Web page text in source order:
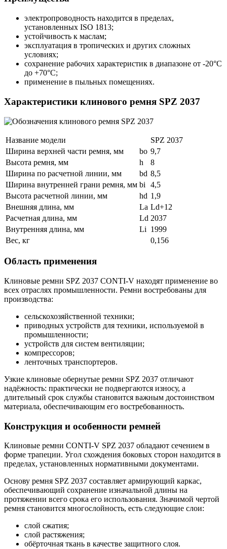
электропроводность находится в пределах,
установленных ISO 1813;
устойчивость к маслам;
эксплуатация в тропических и других сложных
условиях;
сохранение рабочих характеристик в диапазоне от -20°С
до +70°С;
применение в пыльных помещениях.
Характеристики клинового ремня SPZ 2037
Название модели
SPZ 2037
Ширина верхней части ремня, мм
bo 9,7
Высота ремня, мм
h
8
Ширина по расчетной линии, мм
bd 8,5
Ширина внутренней грани ремня, мм bi
4,5
Высота расчетной линии, мм
hd 1,9
Внешняя длина, мм
La Ld+12
Расчетная длина, мм
Ld 2037
Внутренняя длина, мм
Li 1999
Вес, кг
0,156
Область применения
Клиновые ремни SPZ 2037 CONTI-V находят применение во
всех отраслях промышленности. Ремни востребованы для
производства:
сельскохозяйственной техники;
приводных устройств для техники, используемой в
промышленности;
устройств для систем вентиляции;
компрессоров;
ленточных транспортеров.
Узкие клиновые обернутые ремни SPZ 2037 отличают
надёжность: практически не подвергаются износу, а
длительный срок службы становится важным достоинством
материала, обеспечивающим его востребованность.
Конструкция и особенности ремней
Клиновые ремни CONTI-V SPZ 2037 обладают сечением в
форме трапеции. Угол схождения боковых сторон находится в
пределах, установленных нормативными документами.
Основу ремня SPZ 2037 составляет армирующий каркас,
обеспечивающий сохранение изначальной длины на
протяжении всего срока его использования. Значимой чертой
ремня становится многослойность, есть следующие слои:
слой сжатия;
слой растяжения;
обёрточная ткань в качестве защитного слоя.